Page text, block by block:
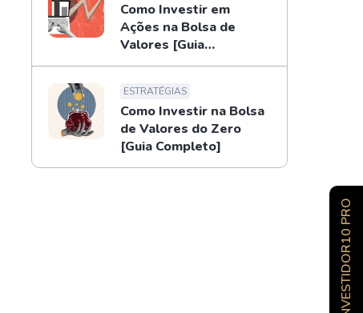
Como Investir em
Ações na Bolsa de
Valores [Guia
Completo]
ESTRATÉGIAS
Como Investir na Bolsa
de Valores do Zero
[Guia Completo]
INVESTIDOR10 PRO